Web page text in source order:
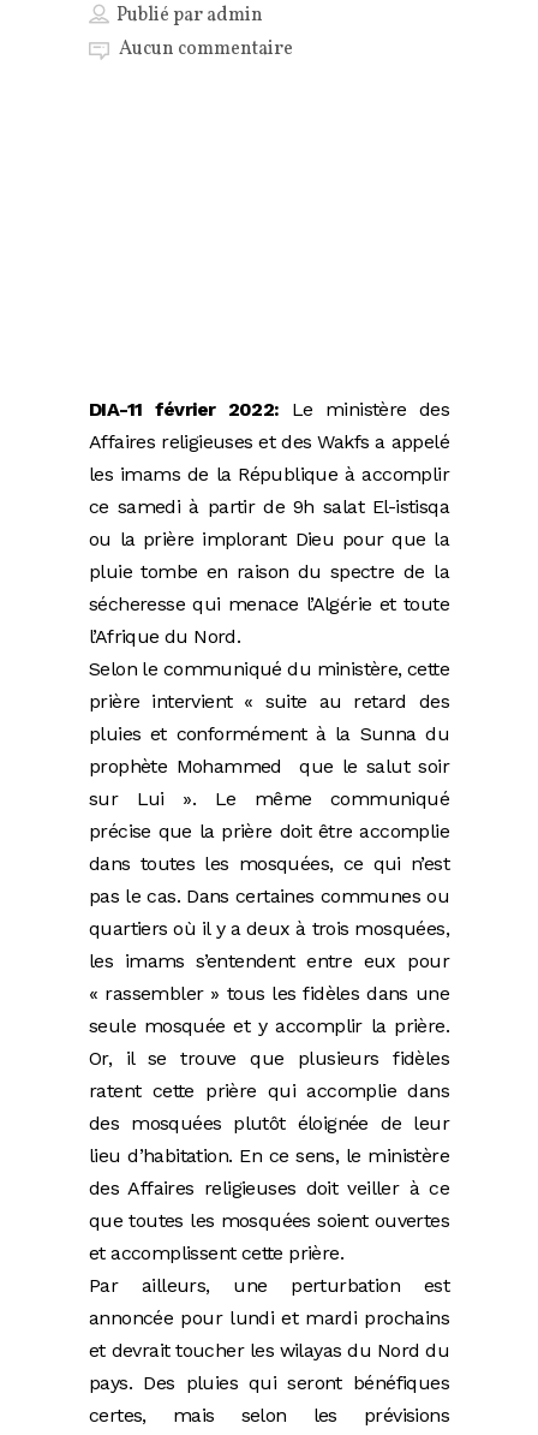
Publié paradmin
Aucun commentaire
DIA-11 février 2022: Le ministère des
Affaires religieuses et des Wakfs a appelé
les imams de la République à accomplir
ce samedi à partir de 9h salat El-istisqa
ou la prière implorant Dieu pour que la
pluie tombe en raison du spectre de la
sécheresse qui menace l’Algérie et toute
l’Afrique du Nord.
Selon le communiqué du ministère, cette
prière intervient « suite au retard des
pluies et conformément à la Sunna du
prophète Mohammed que le salut soir
sur Lui ». Le même communiqué
précise que la prière doit être accomplie
dans toutes les mosquées, ce qui n’est
pas le cas. Dans certaines communes ou
quartiers où il y a deux à trois mosquées,
les imams s’entendent entre eux pour
« rassembler » tous les fidèles dans une
seule mosquée et y accomplir la prière.
Or, il se trouve que plusieurs fidèles
ratent cette prière qui accomplie dans
des mosquées plutôt éloignée de leur
lieu d’habitation. En ce sens, le ministère
des Affaires religieuses doit veiller à ce
que toutes les mosquées soient ouvertes
et accomplissent cette prière.
Par ailleurs, une perturbation est
annoncée pour lundi et mardi prochains
et devrait toucher les wilayas du Nord du
pays. Des pluies qui seront bénéfiques
certes, mais selon les prévisions